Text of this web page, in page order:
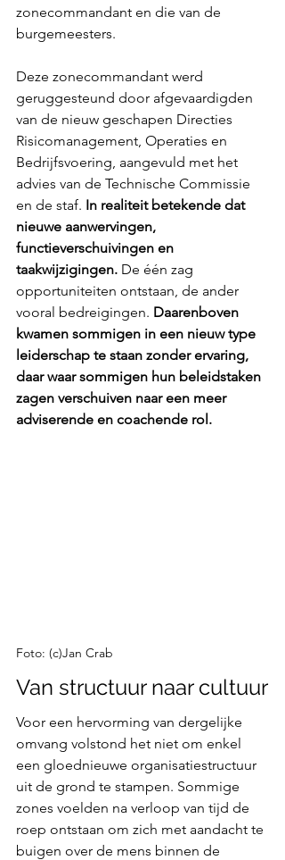
zonecommandant en die van de
burgemeesters.
Deze zonecommandant werd
geruggesteund door afgevaardigden
van de nieuw geschapen Directies
Risicomanagement, Operaties en
Bedrijfsvoering, aangevuld met het
advies van de Technische Commissie
en de staf. In realiteit betekende dat
nieuwe aanwervingen,
functieverschuivingen en
taakwijzigingen. De één zag
opportuniteiten ontstaan, de ander
vooral bedreigingen. Daarenboven
kwamen sommigen in een nieuw type
leiderschap te staan zonder ervaring,
daar waar sommigen hun beleidstaken
zagen verschuiven naar een meer
adviserende en coachende rol.
Foto: (c)Jan Crab
Van structuur naar cultuur
Voor een hervorming van dergelijke
omvang volstond het niet om enkel
een gloednieuwe organisatiestructuur
uit de grond te stampen. Sommige
zones voelden na verloop van tijd de
roep ontstaan om zich met aandacht te
buigen over de mens binnen de